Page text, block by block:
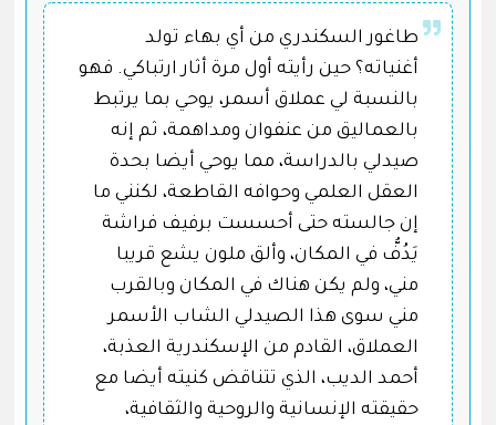
طاغور السكندري من أي بهاء تولد
أغنياته؟ حين رأيته أول مرة أثار ارتباكي. فهو
بالنسبة لي عملاق أسمر، يوحي بما يرتبط
بالعماليق من عنفوان ومداهمة، ثم إنه
صيدلي بالدراسة، مما يوحي أيضا بحدة
العقل العلمي وحوافه القاطعة، لكنني ما
إن جالسته حتى أحسست برفيف فراشة
يَدُفُّ في المكان، وألق ملون يشع قريبا
مني، ولم يكن هناك في المكان وبالقرب
مني سوى هذا الصيدلي الشاب الأسمر
العملاق، القادم من الإسكندرية العذبة،
أحمد الديب، الذي تتناقض كنيته أيضا مع
حقيقته الإنسانية والروحية والثقافية،